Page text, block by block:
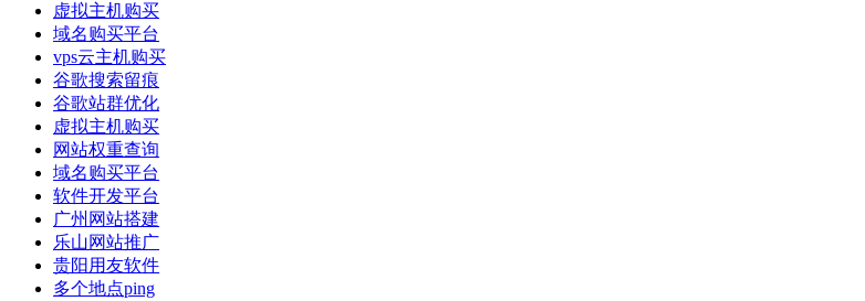
虚拟主机购买
域名购买平台
vps云主机购买
谷歌搜索留痕
谷歌站群优化
虚拟主机购买
网站权重查询
域名购买平台
软件开发平台
广州网站搭建
乐山网站推广
贵阳用友软件
多个地点ping